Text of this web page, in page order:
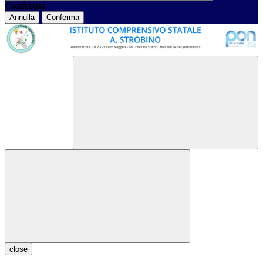
Conferma
Annulla Conferma
close